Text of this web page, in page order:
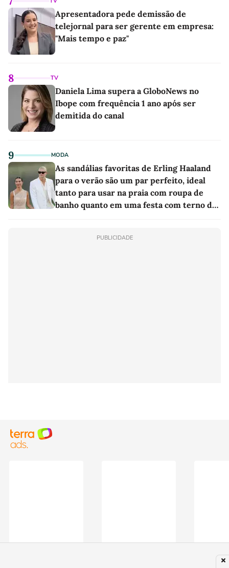
Apresentadora pede demissão de
telejornal para ser gerente em empresa:
"Mais tempo e paz"
8 TV
Daniela Lima supera a GloboNews no
Ibope com frequência 1 ano após ser
demitida do canal
9 MODA
As sandálias favoritas de Erling Haaland
para o verão são um par perfeito, ideal
tanto para usar na praia com roupa de
banho quanto em uma festa com terno de
PUBLICIDADE